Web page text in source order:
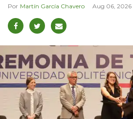
Martín García Chavero Aug 06, 2026